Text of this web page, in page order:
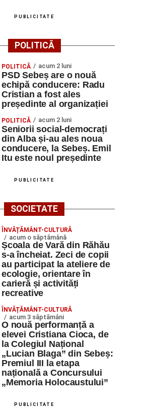
PUBLICITATE
POLITICĂ
POLITICĂ acum 2 luni
PSD Sebeș are o nouă
echipă conducere: Radu
Cristian a fost ales
președinte al organizației
POLITICĂ acum 2 luni
Seniorii social-democrați
din Alba și-au ales noua
conducere, la Sebeș. Emil
Itu este noul președinte
PUBLICITATE
SOCIETATE
ÎNVĂȚĂMÂNT-CULTURĂ
acum o săptămână
Școala de Vară din Răhău
s-a încheiat. Zeci de copii
au participat la ateliere de
ecologie, orientare în
carieră și activități
recreative
ÎNVĂȚĂMÂNT-CULTURĂ
acum 3 săptămâni
O nouă performanță a
elevei Cristiana Cioca, de
la Colegiul Național
„Lucian Blaga” din Sebeș:
Premiul III la etapa
națională a Concursului
„Memoria Holocaustului”
PUBLICITATE